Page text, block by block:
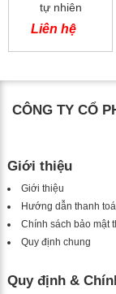
tự nhiên
Liên hệ
CÔNG TY CỔ
Giới thiệu
Giới thiệu
Hướng dẫn thanh
Chính sách bảo mật
Quy định chung
Quy định &